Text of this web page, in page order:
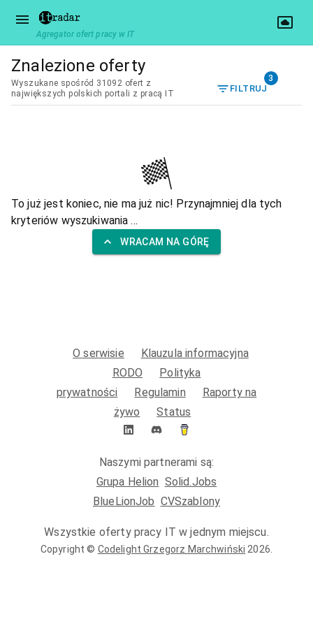
Agregator ofert pracy w IT
Znalezione oferty
Wyszukane spośród 31092 ofert z
największych polskich portali z pracą IT
FILTRUJ
3
To już jest koniec, nie ma już nic! Przynajmniej dla tych
kryteriów wyszukiwania ...
WRACAM NA GÓRĘ
O serwisie
Klauzula informacyjna
RODO
Polityka
prywatności
Regulamin
Raporty na
żywo
Status
Naszymi partnerami są:
Grupa Helion Solid.Jobs
BlueLionJob CVSzablony
Wszystkie oferty pracy IT w jednym miejscu.
Copyright © Codelight Grzegorz Marchwiński 2026